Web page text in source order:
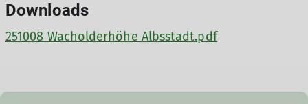
Downloads
251008 Wacholderhöhe Albsstadt.pdf